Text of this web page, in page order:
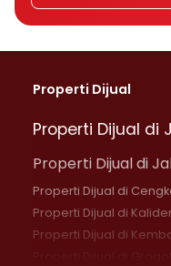
Properti Dijual
Properti Dijual di
Properti Dijual di
Properti Dijual di
Properti Dijual di
Properti Dijual di